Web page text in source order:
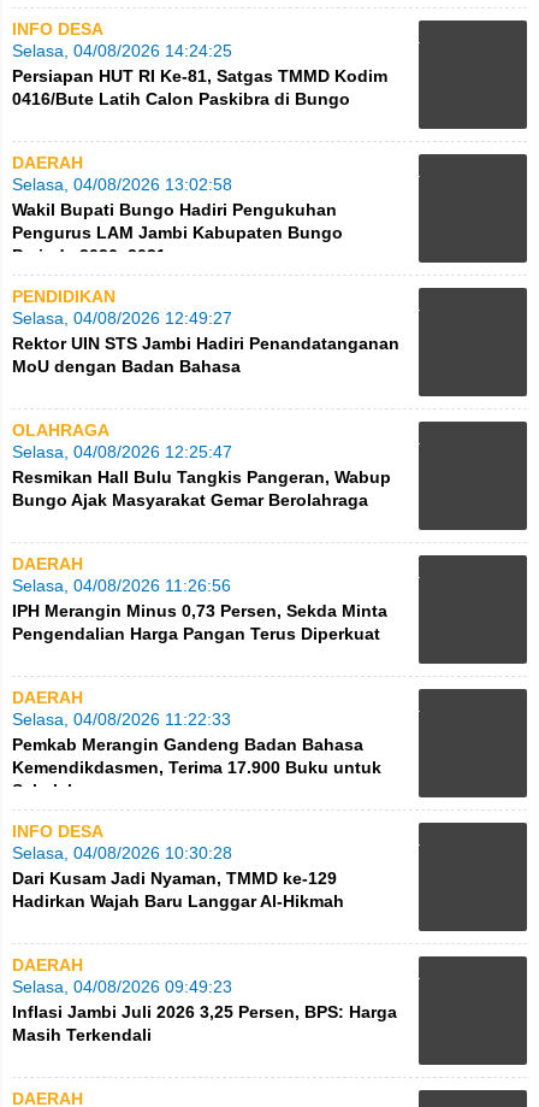
INFO DESA
Selasa, 04/08/2026 14:24:25
Persiapan HUT RI Ke-81, Satgas TMMD Kodim
0416/Bute Latih Calon Paskibra di Bungo
DAERAH
Selasa, 04/08/2026 13:02:58
Wakil Bupati Bungo Hadiri Pengukuhan
Pengurus LAM Jambi Kabupaten Bungo
Periode 2026–2031
PENDIDIKAN
Selasa, 04/08/2026 12:49:27
Rektor UIN STS Jambi Hadiri Penandatanganan
MoU dengan Badan Bahasa
OLAHRAGA
Selasa, 04/08/2026 12:25:47
Resmikan Hall Bulu Tangkis Pangeran, Wabup
Bungo Ajak Masyarakat Gemar Berolahraga
DAERAH
Selasa, 04/08/2026 11:26:56
IPH Merangin Minus 0,73 Persen, Sekda Minta
Pengendalian Harga Pangan Terus Diperkuat
DAERAH
Selasa, 04/08/2026 11:22:33
Pemkab Merangin Gandeng Badan Bahasa
Kemendikdasmen, Terima 17.900 Buku untuk
Sekolah
INFO DESA
Selasa, 04/08/2026 10:30:28
Dari Kusam Jadi Nyaman, TMMD ke-129
Hadirkan Wajah Baru Langgar Al-Hikmah
DAERAH
Selasa, 04/08/2026 09:49:23
Inflasi Jambi Juli 2026 3,25 Persen, BPS: Harga
Masih Terkendali
DAERAH